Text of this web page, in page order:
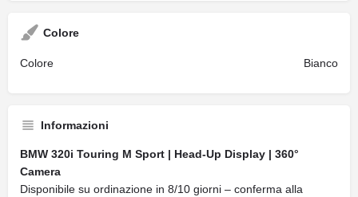
Colore
Colore Bianco
Informazioni
BMW 320i Touring M Sport | Head-Up Display | 360°
Camera
Disponibile su ordinazione in 8/10 giorni – conferma alla